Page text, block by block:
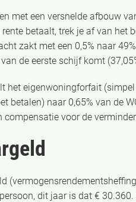
met een versnelde afbouw
betaalt, trek je af van het
zakt met een 0,5% naar
de eerste schijf komt
het eigenwoningforfait
betalen) naar 0,65% van de
voor de
dit jaar is dat €